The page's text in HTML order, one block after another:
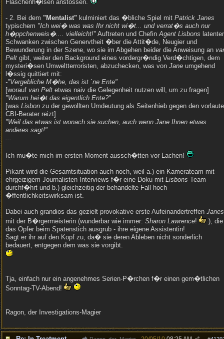
Flaschenh�lsen anstossen.
- 2. Bei dem "Mentalist" kulminiert das �bliche Spiel mit Patrick Janes
typischem "Ich wei� was was Ihr nicht wi�t... und verrat�s auch nur
h�ppchenweis�.... vielleicht!" Auftreten und ChefinAgent Lisbons
Schwanken zwischen Genervtheit �ber die Attit�de, Neugier und
Bewunderung in der Szene, wo sie im Abgehen beider die Anweisung an
Pelt gibt, weiter den Background eines vordergr�ndig Verd�chtigen, dem
mysteri�sen Umweltterroristen, abzuchecken, was von Jane umgehend
l�ssig quittiert mit:
-"Vergebliche M�he, das ist `ne Ente"
[worauf van Pelt etwas naiv die Gelegenheit nutzen will, um zu fragen]
"Warum hei�t das eigentlich Ente?"
[was Lisbon zu der gewollten Umdeutung als Seitenhieb gegen den
CBI-Berater reizt]
"Weil das etwas ist wonach sie suchen, auch wenn Jane Ihnen etwas
anderes sagt!"
...
Ich mu�te mich im ersten Moment aussch�tten vor Lachen!
Pikant wird die Gesamtsituation auch noch, weil a.) ein Kamerateam mit
ehrgeizigem Journalisten Interviews f�r eine Doku mit Lisbons Team
durchf�hrt und b.) gleichzeitig der behandelte Fall hoch
�ffentlichkeitswirksam ist.
Dabei auch grandios das gezielt provokative erste Aufeinandertreffen Janes
mit der B�rgermeisterin (wunderbar wie immer: Sharon Lawrence!
), die
das Opfer beim Spatenstich ausgrub - ihre eigene Assistentin!
Sagt er ihr auf den Kopf zu, da� sie deren Ableben nicht sonderlich
bedauert, entgegen dem was sie vorgibt.
Tja, einfach nur ein angenehmes Serien-P�rchen f�r einen gem�tlichen
Sonntag-TV-Abend!
Ragon, der Investigations-Magier